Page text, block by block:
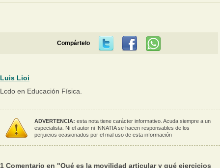
Compártelo
Luis Lioi
Lcdo en Educación Física.
ADVERTENCIA: esta nota tiene carácter informativo. Acuda siempre a un
especialista. Ni el autor ni INNATIA se hacen responsables de los
perjuicios ocasionados por el mal uso de esta información
1 Comentario en "Qué es la movilidad articular y qué ejercicios